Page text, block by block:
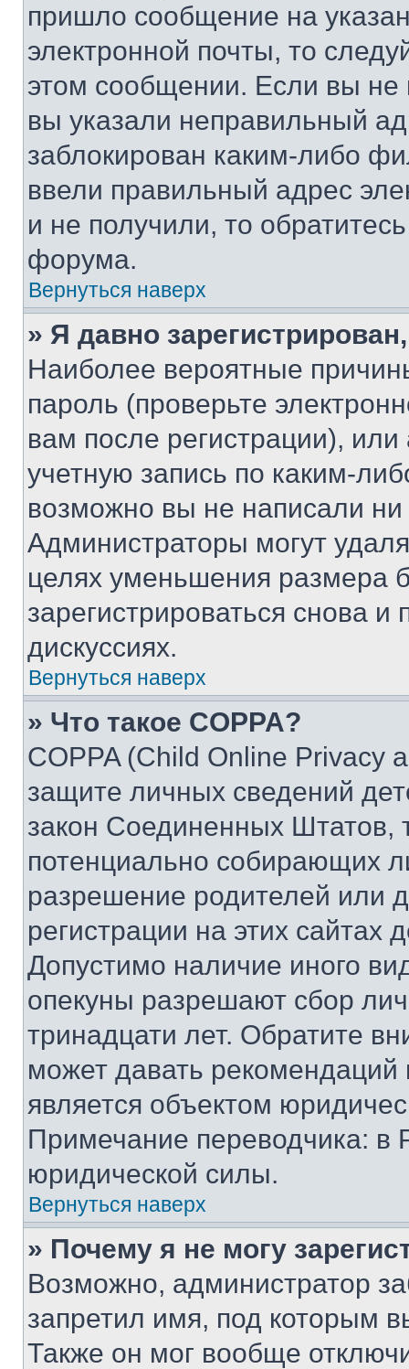
пришло сообщение на
электронной почты, то
этом сообщении. Если вы
вы указали неправильный
заблокирован каким-либо
ввели правильный адрес
и не получили, то
форума.
Вернуться наверх
» Я давно
Наиболее вероятные
пароль (проверьте
вам после регистрации),
учетную запись по каким-
возможно вы не написали
Администраторы могут
целях уменьшения размера
зарегистрироваться снова и
дискуссиях.
Вернуться наверх
» Что такое COPPA?
COPPA (Child Online Privacy
защите личных сведений
закон Соединенных Штатов,
потенциально собирающих
разрешение родителей или
регистрации на этих сайтах
Допустимо наличие иного
опекуны разрешают сбор
тринадцати лет. Обратите
может давать
является объектом
Примечание переводчика: в
юридической силы.
Вернуться наверх
» Почему я не могу
Возможно, администратор
запретил имя, под которым
Также он мог вообще